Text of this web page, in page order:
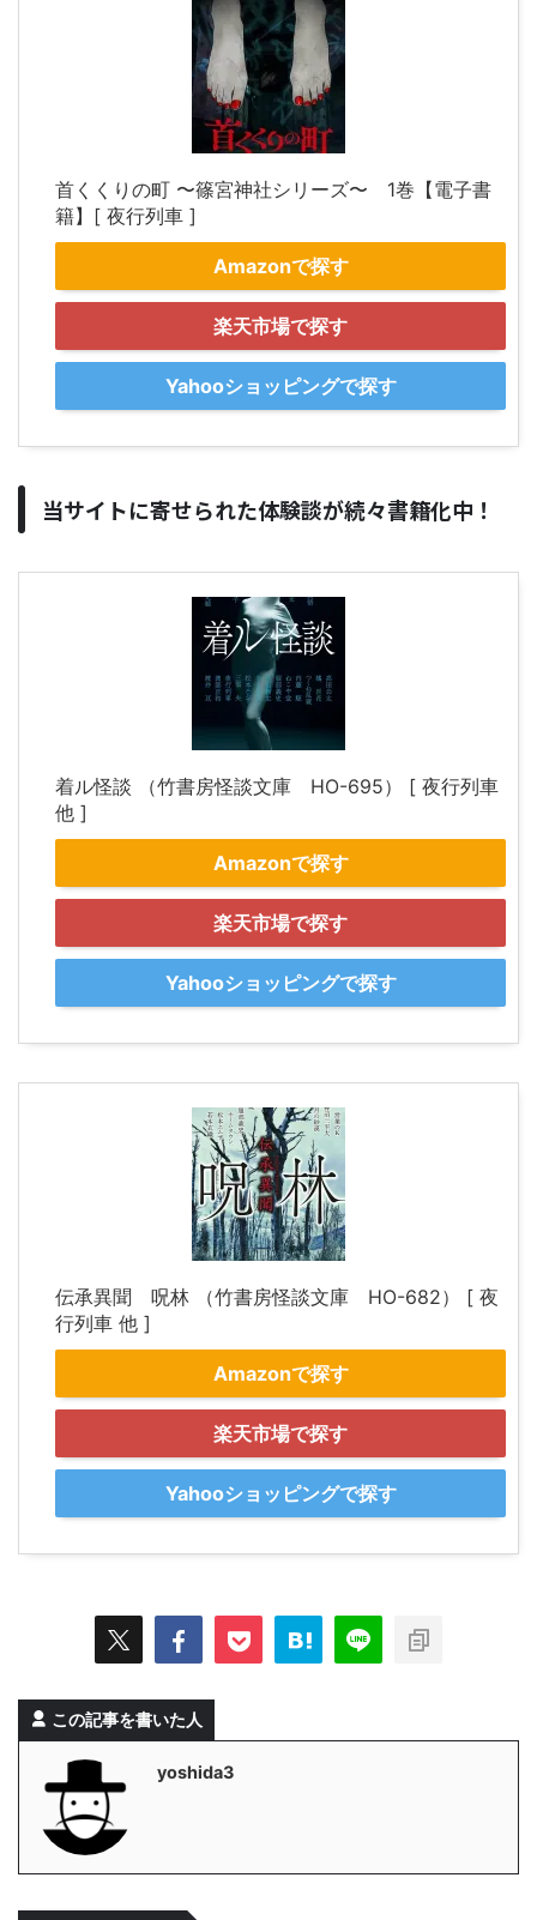
首くくりの町 〜篠宮神社シリーズ〜 1巻【電子書
籍】[ 夜行列車 ]
Amazonで探す
楽天市場で探す
Yahooショッピングで探す
当サイトに寄せられた体験談が続々書籍化中！
着ル怪談 （竹書房怪談文庫 HO-695） [ 夜行列車
他 ]
Amazonで探す
楽天市場で探す
Yahooショッピングで探す
伝承異聞 呪林 （竹書房怪談文庫 HO-682） [ 夜
行列車 他 ]
Amazonで探す
楽天市場で探す
Yahooショッピングで探す
この記事を書いた人
yoshida3